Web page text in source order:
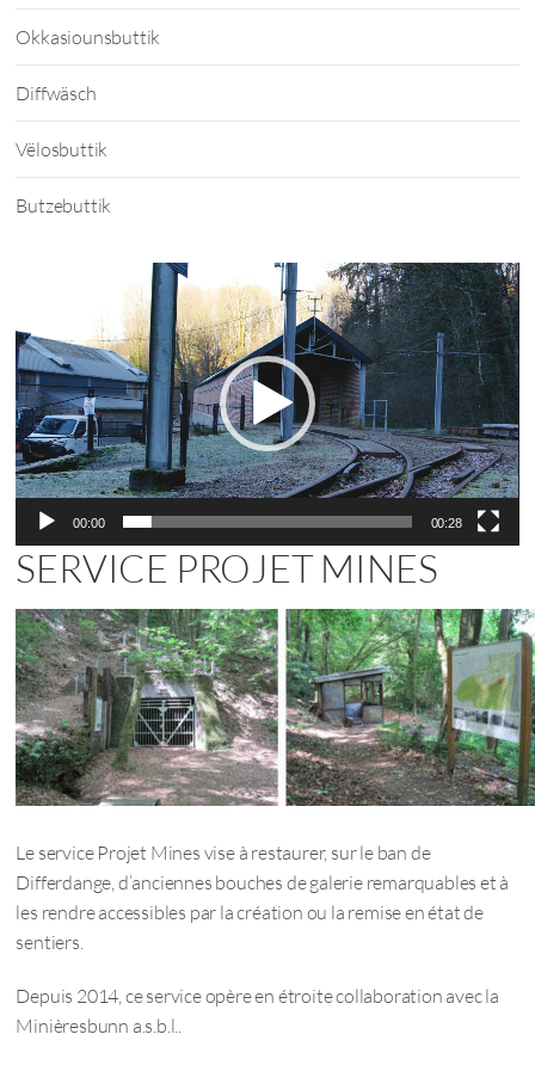
Okkasiounsbuttik
Diffwäsch
Vëlosbuttik
Butzebuttik
00:00 00:28
SERVICE PROJET MINES
Le service Projet Mines vise à restaurer, sur le ban de
Differdange, d’anciennes bouches de galerie remarquables et à
les rendre accessibles par la création ou la remise en état de
sentiers.
Depuis 2014, ce service opère en étroite collaboration avec la
Minièresbunn a.s.b.l..